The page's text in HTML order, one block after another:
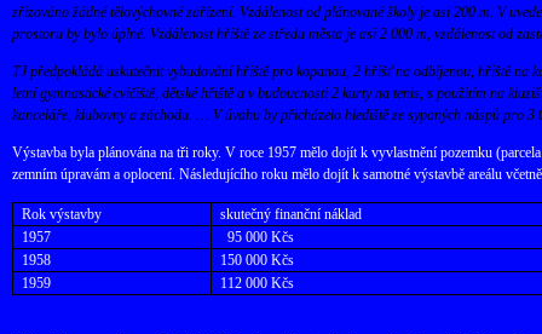
zřizováno žádné tělovýchovné zařízení. Vzdálenost od plánované školy je asi 200 m. V
prostoru by bylo úplné. Vzdálenost hřiště ze středu města je asi 2 000 m, vzdálenost od
TJ předpokládá uskutečnit vybudování hřiště pro kopanou, 2 hřišť na odbíjenou, hřiště na
letní gymnastické cvičiště, dětské hřiště a v budoucnosti 2 kurty na tenis, s použitím na
kanceláře, klubovny a záchodu. … V úvahu by přicházelo hlediště ze sypaných náspů pro 3
Výstavba byla plánována na tři roky. V roce 1957 mělo dojít k vyvlastnění pozemku
zemním úpravám a oplocení. Následujícího roku mělo dojít k samotné výstavbě areálu
Rok výstavby
skutečný finanční náklad
1957
95 000 Kčs
1958
150 000 Kčs
1959
112 000 Kčs